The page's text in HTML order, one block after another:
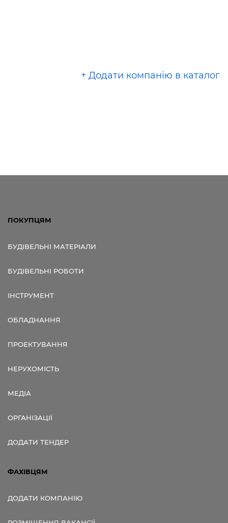
+ Додати компанію в каталог
ПОКУПЦЯМ
БУДІВЕЛЬНІ МАТЕРІАЛИ
БУДІВЕЛЬНІ РОБОТИ
ІНСТРУМЕНТ
ОБЛАДНАННЯ
ПРОЕКТУВАННЯ
НЕРУХОМІСТЬ
МЕДІА
ОРГАНІЗАЦІЇ
ДОДАТИ ТЕНДЕР
ФАХІВЦЯМ
ДОДАТИ КОМПАНІЮ